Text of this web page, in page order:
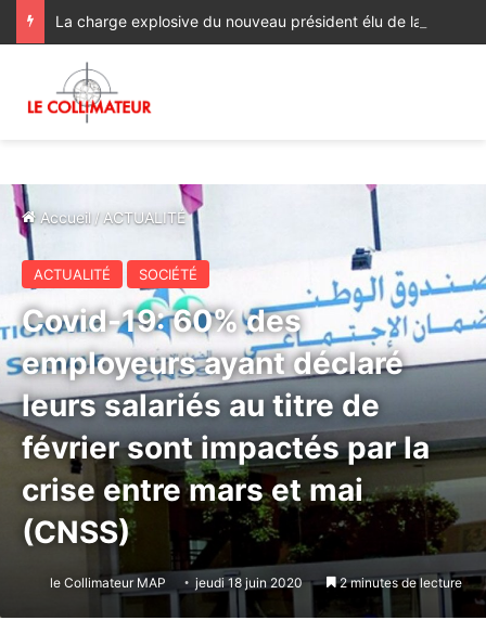
Accueil / ACTUALITÉ
ACTUALITÉ SOCIÉTÉ
Covid-19: 60% des
employeurs ayant déclaré
leurs salariés au titre de
février sont impactés par la
crise entre mars et mai
(CNSS)
le Collimateur MAP jeudi 18 juin 2020 2 minutes de lecture